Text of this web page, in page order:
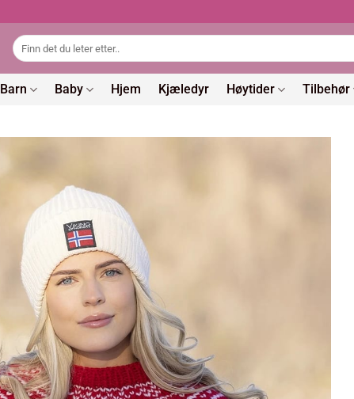
Søk
etter:
Barn Baby Hjem Kjæledyr Høytider Tilbehør